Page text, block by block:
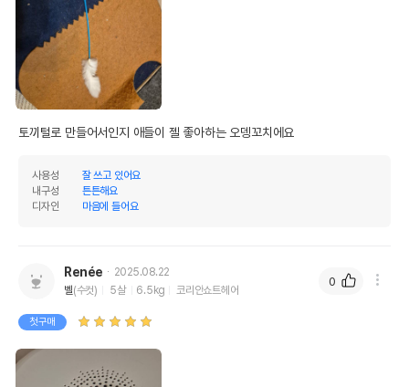
토끼털로 만들어서인지 애들이 젤 좋아하는 오뎅꼬치에요
사용성
잘 쓰고 있어요
내구성
튼튼해요
디자인
마음에 들어요
Renée
2025.08.22
벨(수컷) 5살 6.5kg 코리안쇼트헤어
첫구매
0